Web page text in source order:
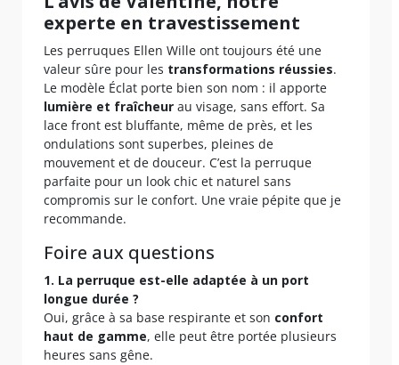
experte en travestissement
Les perruques Ellen Wille ont toujours été une
valeur sûre pour les transformations réussies.
Le modèle Éclat porte bien son nom : il apporte
lumière et fraîcheur au visage, sans effort. Sa
lace front est bluffante, même de près, et les
ondulations sont superbes, pleines de
mouvement et de douceur. C’est la perruque
parfaite pour un look chic et naturel sans
compromis sur le confort. Une vraie pépite que je
recommande.
Foire aux questions
1. La perruque est-elle adaptée à un port
longue durée ?
Oui, grâce à sa base respirante et son confort
haut de gamme, elle peut être portée plusieurs
heures sans gêne.